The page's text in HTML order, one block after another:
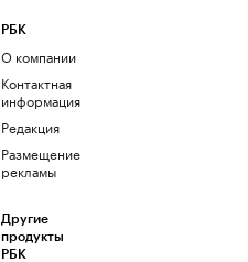
РБК
О компании
Контактная
информация
Редакция
Размещение
рекламы
Другие
продукты
РБК